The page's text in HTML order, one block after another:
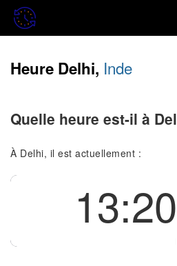
Heure Delhi, Inde
Quelle heure est-il à
À Delhi, il est actuellement :